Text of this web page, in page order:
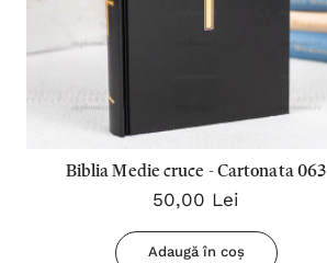
Biblia Medie cruce - Cartonata 063
50,00 Lei
Adaugă în coș